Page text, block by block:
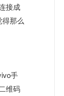
接成
那么
手
维码